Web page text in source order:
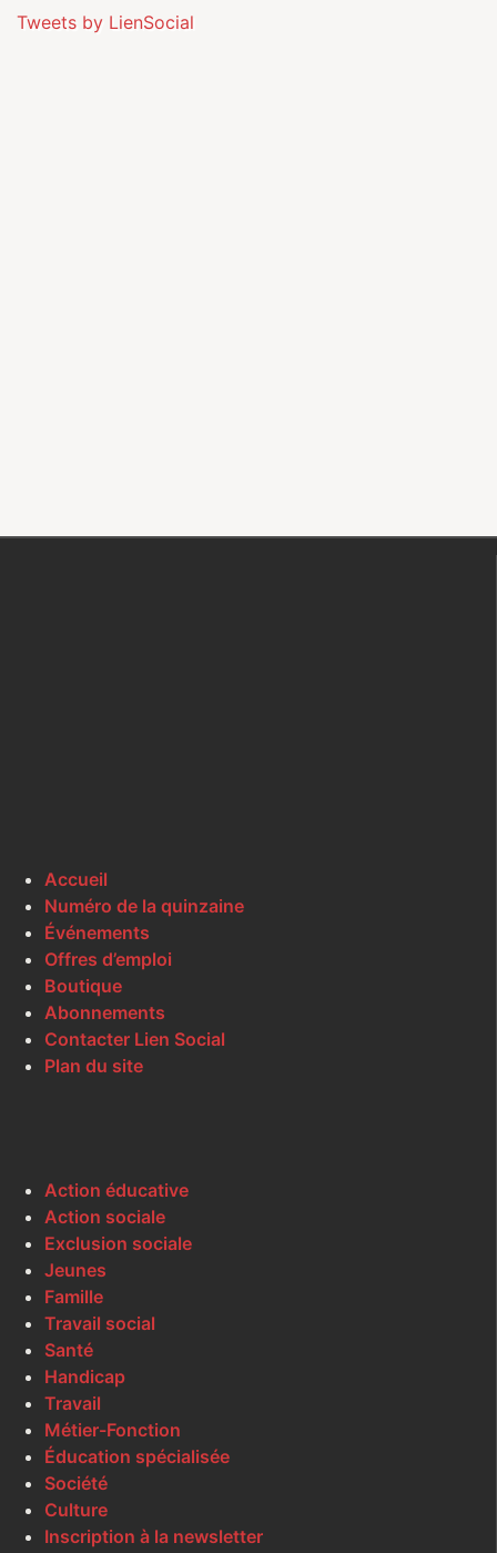
Tweets by LienSocial
Accueil
Numéro de la quinzaine
Événements
Offres d’emploi
Boutique
Abonnements
Contacter Lien Social
Plan du site
Action éducative
Action sociale
Exclusion sociale
Jeunes
Famille
Travail social
Santé
Handicap
Travail
Métier-Fonction
Éducation spécialisée
Société
Culture
Inscription à la newsletter